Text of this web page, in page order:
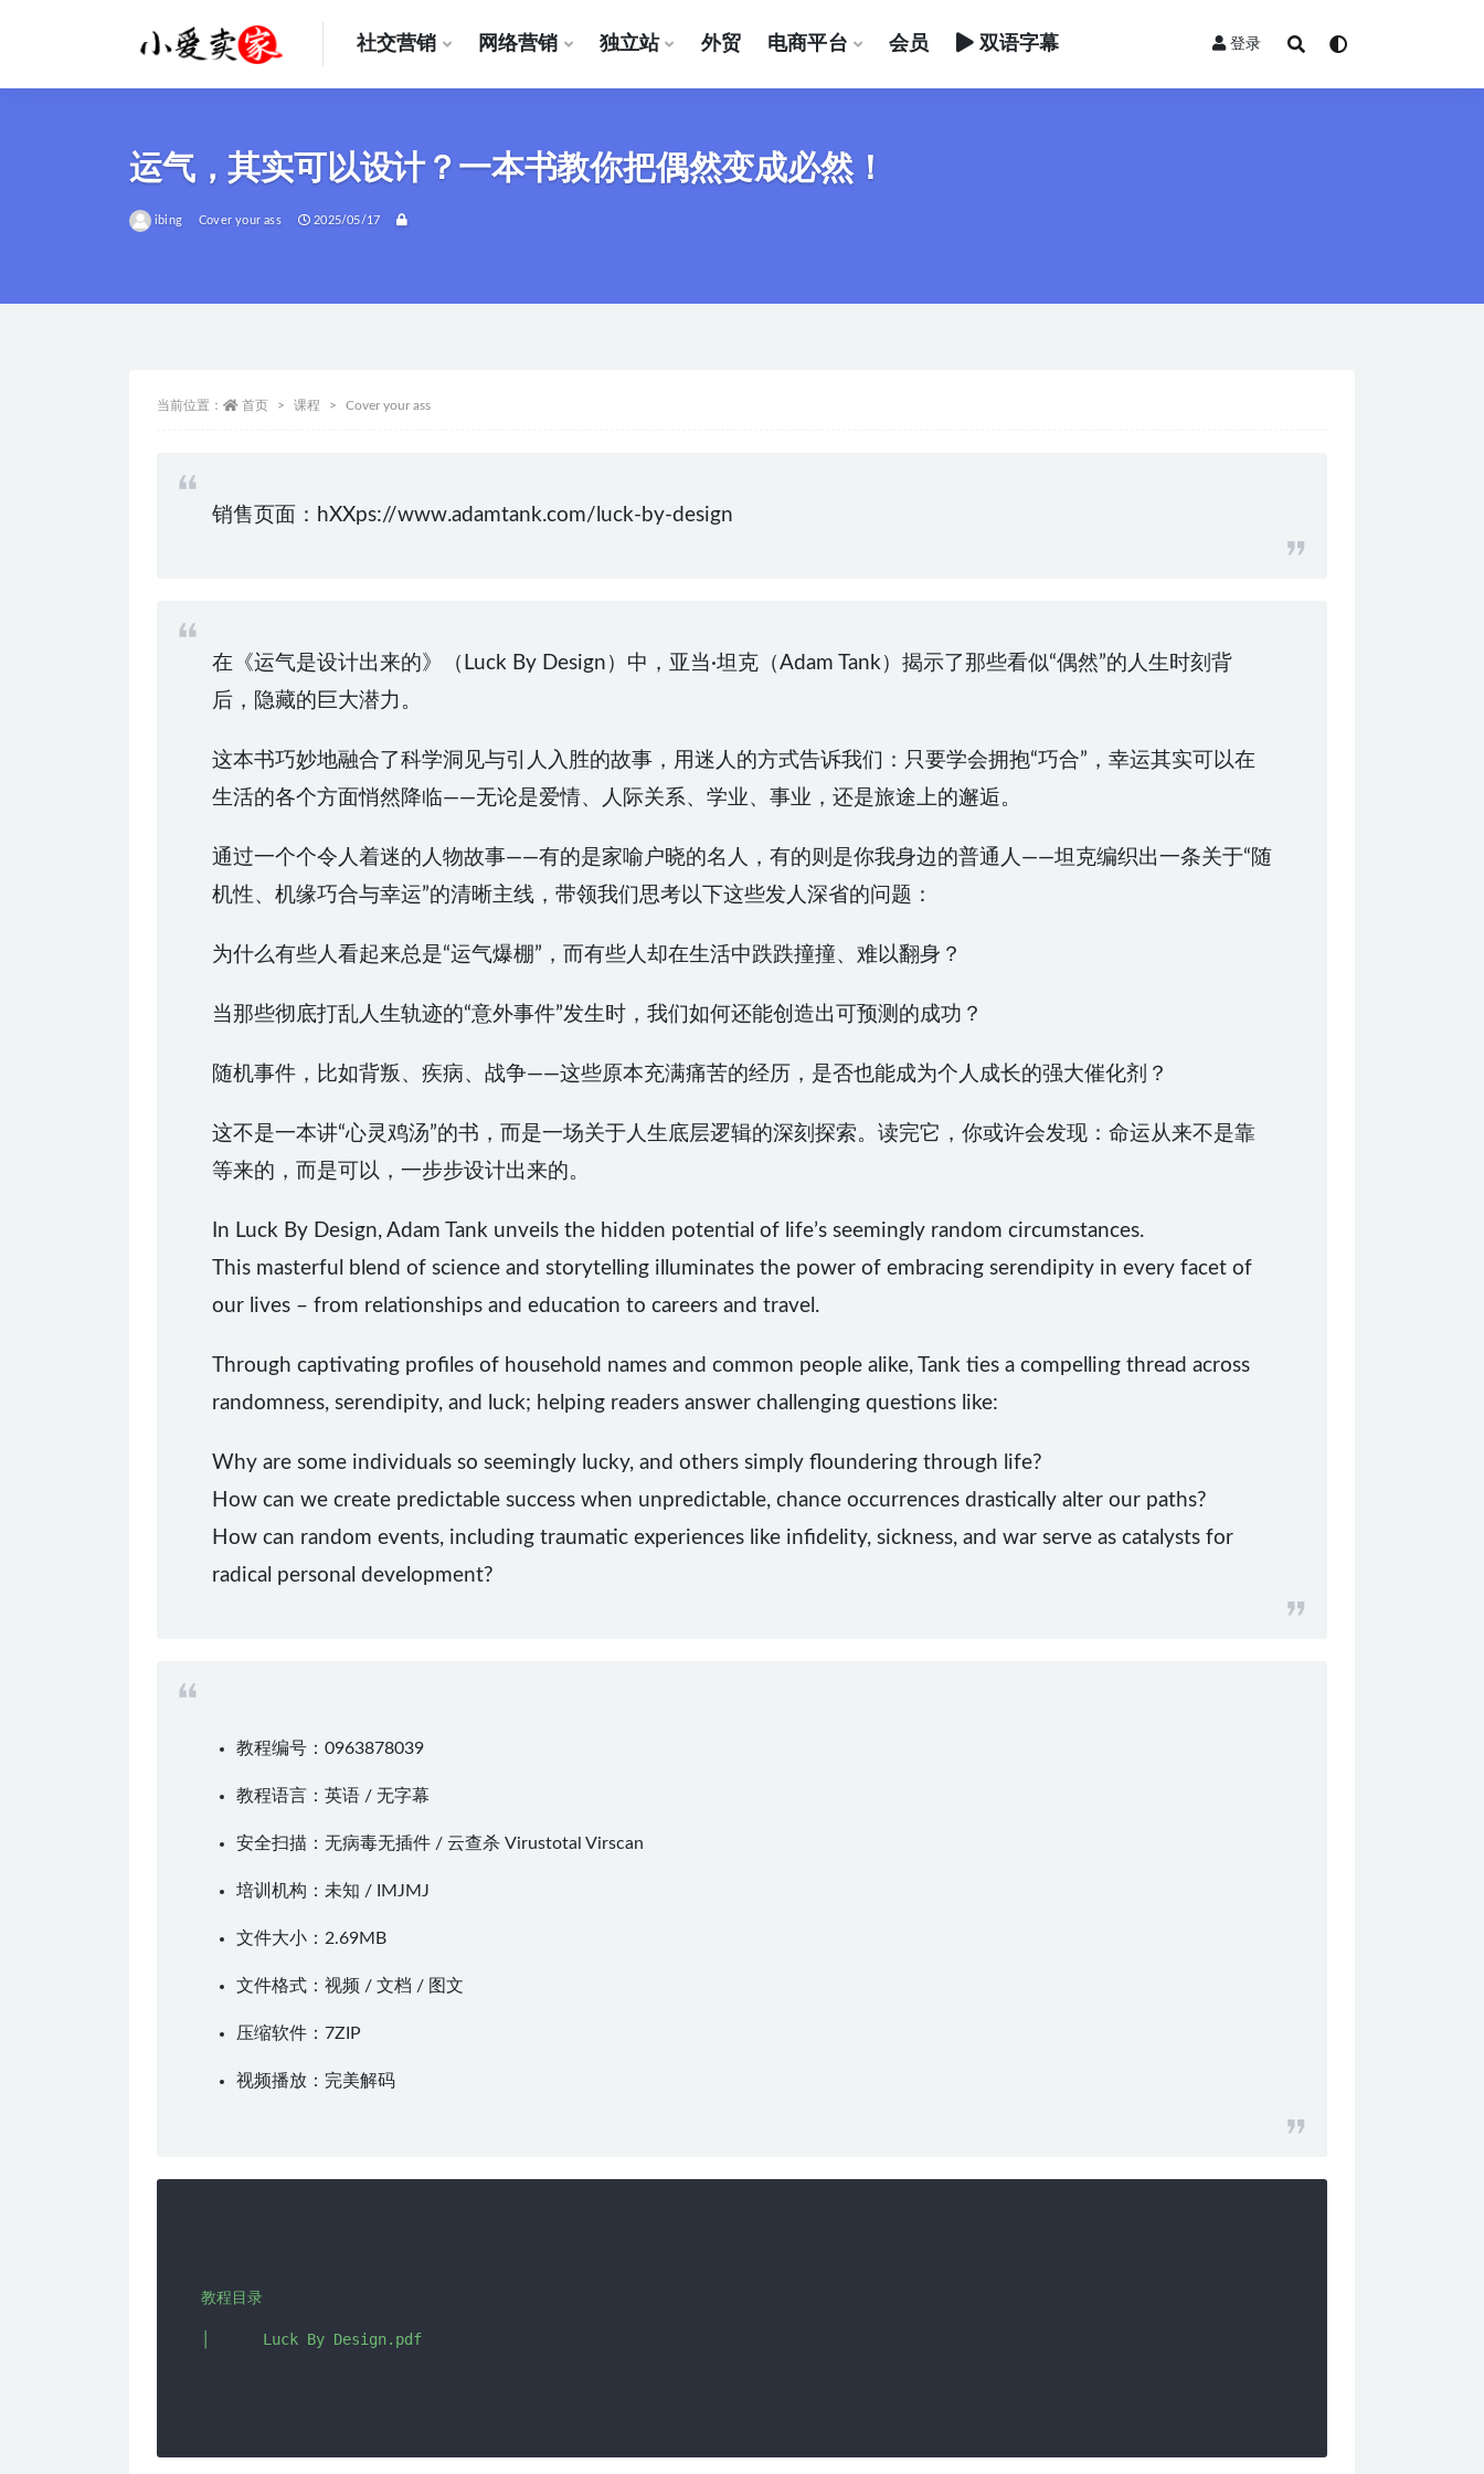
社交营销 网络营销 独立站 外贸 电商平台 会员 双语字幕 登录
运气，其实可以设计？一本书教你把偶然变成必然！
ibing Cover your ass 2025/05/17
当前位置： 首页 课程 Cover your ass
销售页面：hXXps://www.adamtank.com/luck-by-design
在《运气是设计出来的》（Luck By Design）中，亚当·坦克（Adam Tank）揭示了那些看似“偶然”的人生时刻背
后，隐藏的巨大潜力。
这本书巧妙地融合了科学洞见与引人入胜的故事，用迷人的方式告诉我们：只要学会拥抱“巧合”，幸运其实可以在
生活的各个方面悄然降临——无论是爱情、人际关系、学业、事业，还是旅途上的邂逅。
通过一个个令人着迷的人物故事——有的是家喻户晓的名人，有的则是你我身边的普通人——坦克编织出一条关于“随
机性、机缘巧合与幸运”的清晰主线，带领我们思考以下这些发人深省的问题：
为什么有些人看起来总是“运气爆棚”，而有些人却在生活中跌跌撞撞、难以翻身？
当那些彻底打乱人生轨迹的“意外事件”发生时，我们如何还能创造出可预测的成功？
随机事件，比如背叛、疾病、战争——这些原本充满痛苦的经历，是否也能成为个人成长的强大催化剂？
这不是一本讲“心灵鸡汤”的书，而是一场关于人生底层逻辑的深刻探索。读完它，你或许会发现：命运从来不是靠
等来的，而是可以，一步步设计出来的。
In Luck By Design, Adam Tank unveils the hidden potential of life’s seemingly random circumstances.
This masterful blend of science and storytelling illuminates the power of embracing serendipity in every facet of
our lives – from relationships and education to careers and travel.
Through captivating profiles of household names and common people alike, Tank ties a compelling thread across
randomness, serendipity, and luck; helping readers answer challenging questions like:
Why are some individuals so seemingly lucky, and others simply floundering through life?
How can we create predictable success when unpredictable, chance occurrences drastically alter our paths?
How can random events, including traumatic experiences like infidelity, sickness, and war serve as catalysts for
radical personal development?
教程编号：0963878039
教程语言：英语 / 无字幕
安全扫描：无病毒无插件 / 云查杀 Virustotal Virscan
培训机构：未知 / IMJMJ
文件大小：2.69MB
文件格式：视频 / 文档 / 图文
压缩软件： 7ZIP
视频播放： 完美解码
教程目录